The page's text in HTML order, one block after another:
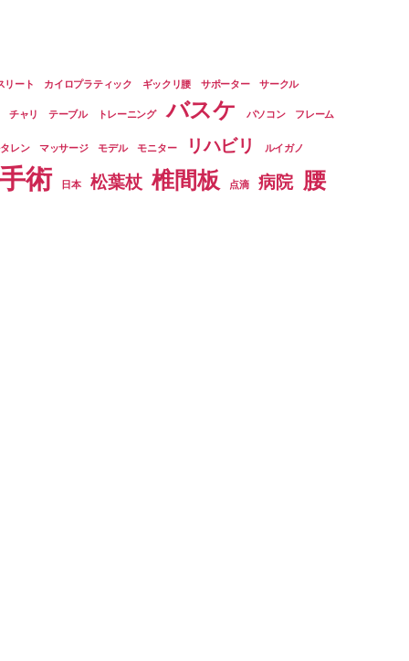
リート カイロプラティック ギックリ腰 サポーター サークル
チャリ テーブル トレーニング バスケ パソコン フレーム
レン マッサージ モデル モニター リハビリ ルイガノ
手術 日本 松葉杖 椎間板 点滴 病院 腰